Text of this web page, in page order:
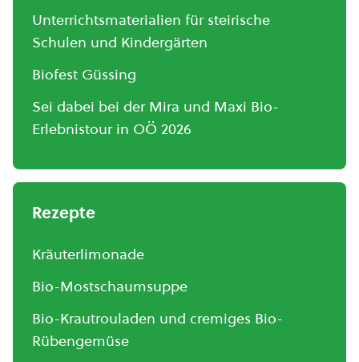
Unterrichtsmaterialien für steirische
Schulen und Kindergärten
Biofest Güssing
Sei dabei bei der Mira und Maxi Bio-
Erlebnistour in OÖ 2026
Rezepte
Kräuterlimonade
Bio-Mostschaumsuppe
Bio-Krautrouladen und cremiges Bio-
Rübengemüse